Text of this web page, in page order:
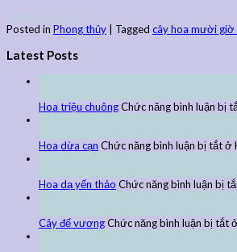
Posted in Phong thủy Tagged cây hoa mười giờ
Latest Posts
Hoa triệu chuôngChức năng bình luận bị
Hoa dừa cạn Chức năng bình luận bị tắtở
Hoa dạ yến thảo Chức năng bình luận bị
Cây đế vươngChức năng bình luận bị tắt